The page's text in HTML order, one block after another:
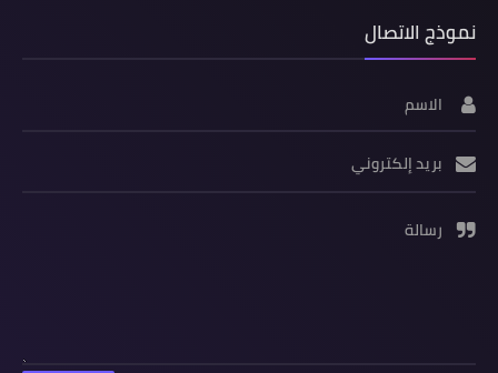
نموذج الاتصال
الاسم
بريد إلكتروني
رسالة